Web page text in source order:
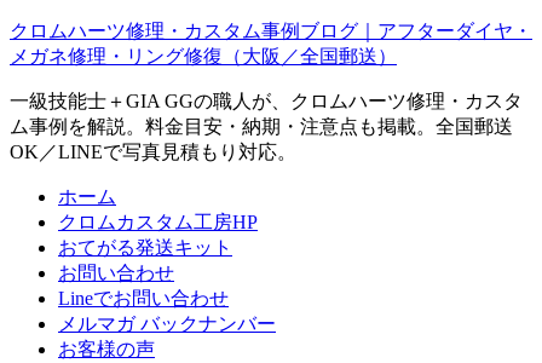
クロムハーツ修理・カスタム事例ブログ｜アフターダイヤ・
メガネ修理・リング修復（大阪／全国郵送）
一級技能士＋GIA GGの職人が、クロムハーツ修理・カスタ
ム事例を解説。料金目安・納期・注意点も掲載。全国郵送
OK／LINEで写真見積もり対応。
ホーム
クロムカスタム工房HP
おてがる発送キット
お問い合わせ
Lineでお問い合わせ
メルマガ バックナンバー
お客様の声